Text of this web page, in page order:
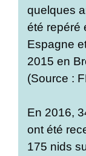
quelques
été repéré
Espagne
2015 en
(Source :
En 2016,
ont été
175 nids